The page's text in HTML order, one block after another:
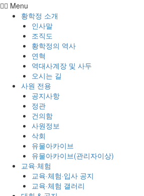
Menu
황학정 소개
인사말
조직도
황학정의 역사
연혁
역대사계장 및 사두
오시는 길
사원 전용
공지사항
정관
건의함
사원정보
삭회
유물아카이브
유물아카이브(관리자이상)
교육·체험
교육·체험·입사 공지
교육·체험 갤러리